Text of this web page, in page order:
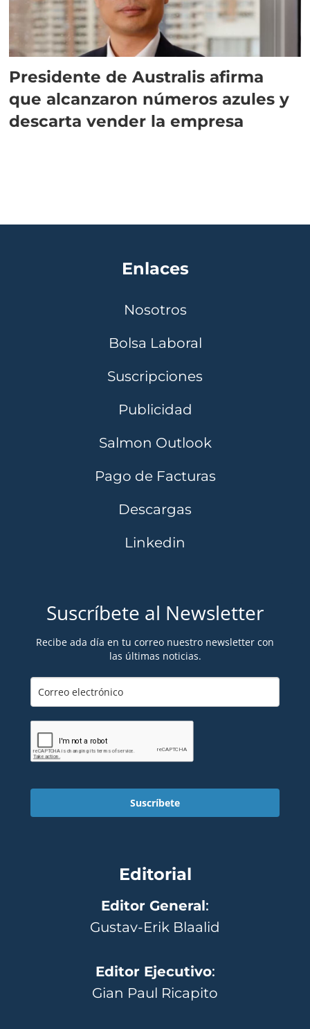
Presidente de Australis afirma
que alcanzaron números azules y
descarta vender la empresa
Enlaces
Nosotros
Bolsa Laboral
Suscripciones
Publicidad
Salmon Outlook
Pago de Facturas
Descargas
Linkedin
Suscríbete al Newsletter
Recibe ada día en tu correo nuestro newsletter con
las últimas noticias.
Suscríbete
Editorial
Editor General:
Gustav-Erik Blaalid
Editor Ejecutivo:
Gian Paul Ricapito